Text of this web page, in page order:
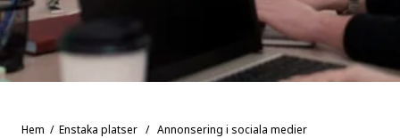
Hem / Enstaka platser / Annonsering i sociala medier